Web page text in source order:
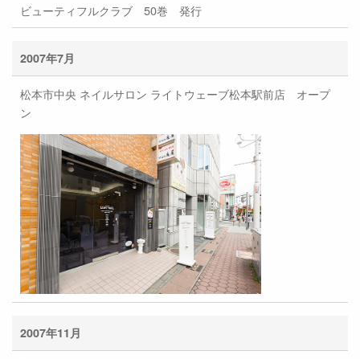
ビューティフルクラブ 50巻 発行
2007年7月
松本市中央 ネイルサロン ライトウェーブ松本駅前店 オープ
ン
2007年11月